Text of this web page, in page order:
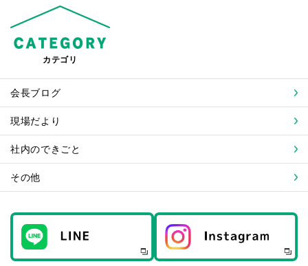
カテゴリ
会長ブログ
現場だより
社内のできごと
その他